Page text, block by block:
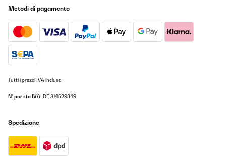
Metodi di pagamento
Tutti i prezzi IVA inclusa
N° partita IVA: DE 814529349
Spedizione